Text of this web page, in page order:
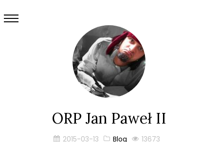
ORP Jan Paweł II
2015-03-13 Blog 13673